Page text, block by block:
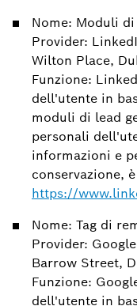
Nome: Moduli
Provider:
Wilton Place,
Funzione:
dell'utente in
moduli di lead
personali
informazioni e
conservazione,
https://
Nome: Tag di
Provider:
Barrow Street,
Funzione:
dell'utente in